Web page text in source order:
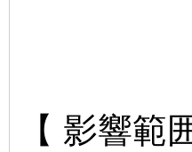
【 影響範